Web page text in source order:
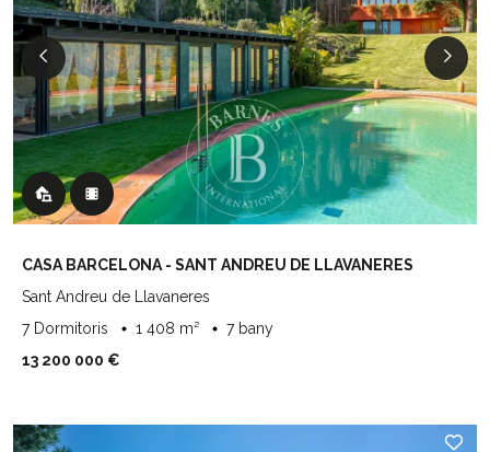
CASA BARCELONA - SANT ANDREU DE LLAVANERES
Sant Andreu de Llavaneres
7 Dormitoris
1 408 m²
7 bany
13 200 000 €